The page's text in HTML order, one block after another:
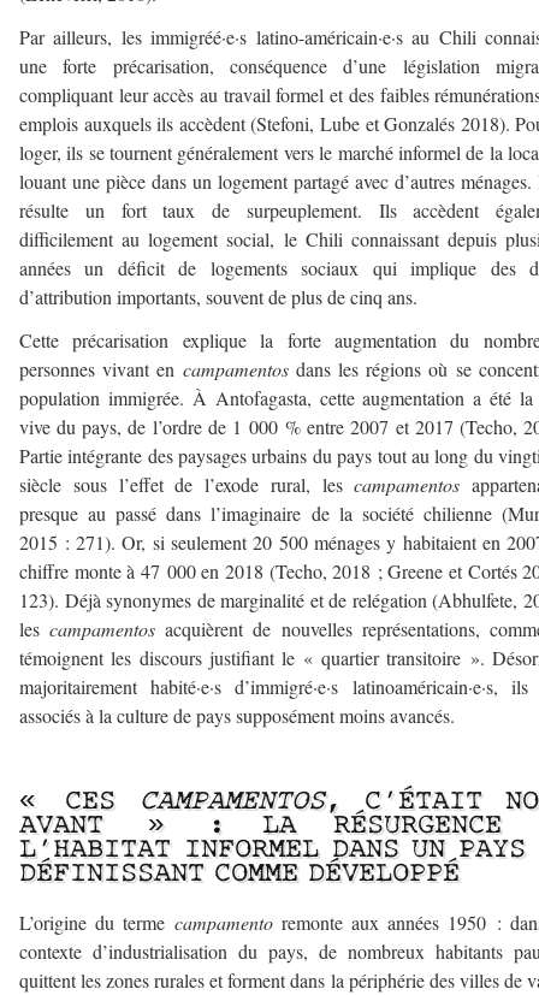
Par ailleurs, les immigréé·e·s latino-américain·e·s au Chili
une forte précarisation, conséquence d’une législation
compliquant leur accès au travail formel et des faibles
emplois auxquels ils accèdent (Stefoni, Lube et Gonzalés 2018).
loger, ils se tournent généralement vers le marché informel de la
louant une pièce dans un logement partagé avec d’autres
résulte un fort taux de surpeuplement. Ils accèdent
difficilement au logement social, le Chili connaissant depuis
années un déficit de logements sociaux qui implique des
d’attribution importants, souvent de plus de cinq ans.
Cette précarisation explique la forte augmentation du
personnes vivant en campamentosdans les régions où se
population immigrée. À Antofagasta, cette augmentation a été
vive du pays, de l’ordre de 1 000 % entre 2007 et 2017 (Techo,
Partie intégrante des paysages urbains du pays tout au long du
siècle sous l’effet de l’exode rural, lescampamentos
presque au passé dans l’imaginaire de la société chilienne
2015 : 271). Or, si seulement 20 500 ménages y habitaient en
chiffre monte à 47 000 en 2018 (Techo, 2018 ; Greene et Cortés
123). Déjà synonymes de marginalité et de relégation (Abhulfete,
lescampamentos acquièrent de nouvelles représentations,
témoignent les discours justifiant le « quartier transitoire ».
majoritairement habité·e·s d’immigré·e·s latinoaméricain·e·s,
associés à la culture de pays supposément moins avancés.
« CES CAMPAMENTOS, C’ÉTAIT
AVANT » : LA RÉSURGENCE
L’HABITAT INFORMEL DANS UN PAYS
DÉFINISSANT COMME DÉVELOPPÉ
L’origine du terme campamentoremonte aux années 1950 :
contexte d’industrialisation du pays, de nombreux habitants
quittent les zones rurales et forment dans la périphérie des villes de